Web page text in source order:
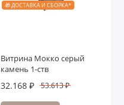
🎁 ДОСТАВКА И СБОРКА*
Витрина Мокко серый
камень 1-ств
32.168 ₽ 53.613 ₽